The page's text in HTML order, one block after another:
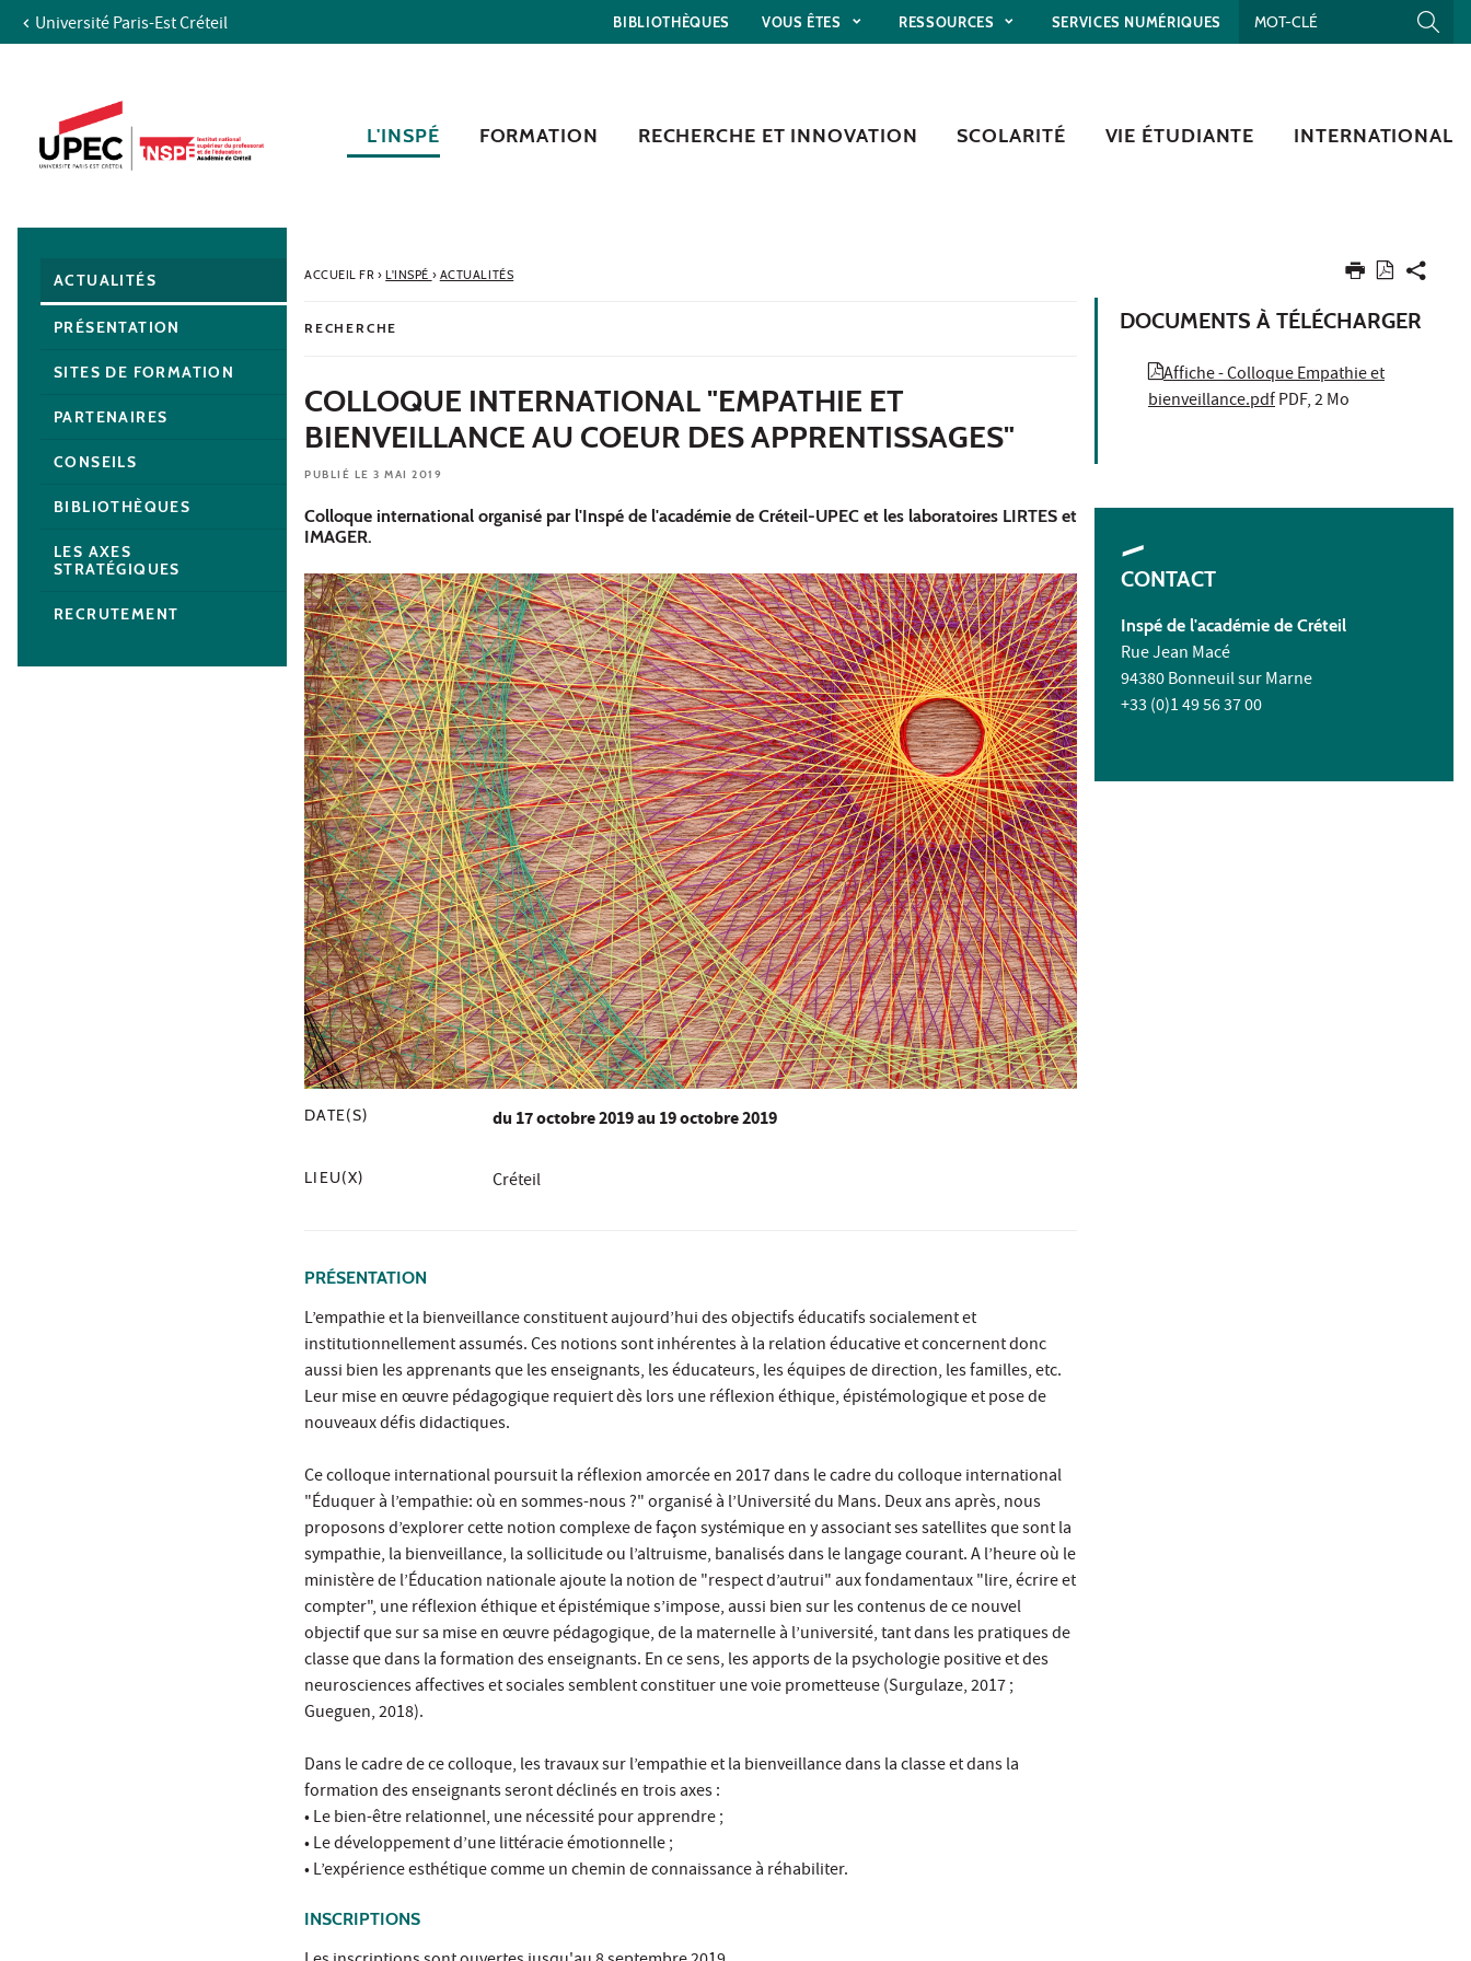
Aller au contenu
Recherche
Navigation secondaire
Université Paris-Est Créteil BIBLIOTHÈQUES VOUS ÊTES RESSOURCES SERVICES NUMÉRIQUES
L'INSPÉ FORMATION RECHERCHE ET INNOVATION SCOLARITÉ VIE ÉTUDIANTE INTERNATIONAL
ACCUEIL FR› L'INSPÉ › ACTUALITÉS
RECHERCHE
COLLOQUE INTERNATIONAL "EMPATHIE ET
BIENVEILLANCE AU COEUR DES APPRENTISSAGES"
PUBLIÉ LE 3 MAI 2019
Colloque international organisé par l'Inspé de l'académie de Créteil-UPEC et les laboratoires LIRTES et
IMAGER.
DATE(S) du 17 octobre 2019au 19 octobre 2019
LIEU(X) Créteil
PRÉSENTATION
L’empathie et la bienveillance constituent aujourd’hui des objectifs éducatifs socialement et
institutionnellement assumés. Ces notions sont inhérentes à la relation éducative et concernent donc
aussi bien les apprenants que les enseignants, les éducateurs, les équipes de direction, les familles, etc.
Leur mise en œuvre pédagogique requiert dès lors une réflexion éthique, épistémologique et pose de
nouveaux défis didactiques.
Ce colloque international poursuit la réflexion amorcée en 2017 dans le cadre du colloque international
"Éduquer à l’empathie: où en sommes-nous ?" organisé à l’Université du Mans. Deux ans après, nous
proposons d’explorer cette notion complexe de façon systémique en y associant ses satellites que sont la
sympathie, la bienveillance, la sollicitude ou l’altruisme, banalisés dans le langage courant. A l’heure où le
ministère de l’Éducation nationale ajoute la notion de "respect d’autrui" aux fondamentaux "lire, écrire et
compter", une réflexion éthique et épistémique s’impose, aussi bien sur les contenus de ce nouvel
objectif que sur sa mise en œuvre pédagogique, de la maternelle à l’université, tant dans les pratiques de
classe que dans la formation des enseignants. En ce sens, les apports de la psychologie positive et des
neurosciences affectives et sociales semblent constituer une voie prometteuse (Surgulaze, 2017 ;
Gueguen, 2018).
Dans le cadre de ce colloque, les travaux sur l’empathie et la bienveillance dans la classe et dans la
formation des enseignants seront déclinés en trois axes :
• Le bien-être relationnel, une nécessité pour apprendre ;
• Le développement d’une littéracie émotionnelle ;
• L’expérience esthétique comme un chemin de connaissance à réhabiliter.
INSCRIPTIONS
DOCUMENTS À TÉLÉCHARGER
Affiche - Colloque Empathie et
bienveillance.pdfPDF, 2 Mo
CONTACT
Inspé de l'académie de Créteil
Rue Jean Macé
94380 Bonneuil sur Marne
+33 (0)1 49 56 37 00
ACTUALITÉS
PRÉSENTATION
SITES DE FORMATION
PARTENAIRES
CONSEILS
BIBLIOTHÈQUES
LES AXES
STRATÉGIQUES
RECRUTEMENT